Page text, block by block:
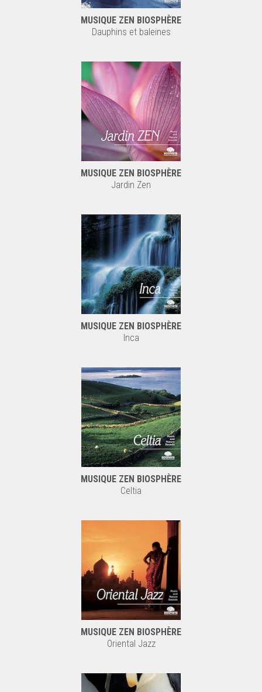
MUSIQUE ZEN BIOSPHÈRE
Dauphins et baleines
MUSIQUE ZEN BIOSPHÈRE
Jardin Zen
MUSIQUE ZEN BIOSPHÈRE
Inca
MUSIQUE ZEN BIOSPHÈRE
Celtia
MUSIQUE ZEN BIOSPHÈRE
Oriental Jazz